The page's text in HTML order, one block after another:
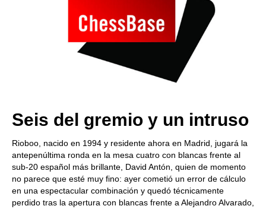
Seis del gremio y un intruso
Rioboo, nacido en 1994 y residente ahora en Madrid, jugará la
antepenúltima ronda en la mesa cuatro con blancas frente al
sub-20 español más brillante, David Antón, quien de momento
no parece que esté muy fino: ayer cometió un error de cálculo
en una espectacular combinación y quedó técnicamente
perdido tras la apertura con blancas frente a Alejandro Alvarado,